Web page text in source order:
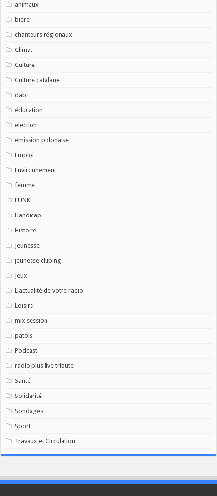
animaux
bière
chanteurs régionaux
Climat
Culture
Culture catalane
dab+
éducation
election
emission polonaise
Emploi
Environnement
femme
FUNK
Handicap
Histoire
Jeunesse
jeunesse clubing
Jeux
L'actualité de votre radio
Loisirs
mix session
patois
Podcast
radio plus live tribute
Santé
Solidarité
Sondages
Sport
Travaux et Circulation